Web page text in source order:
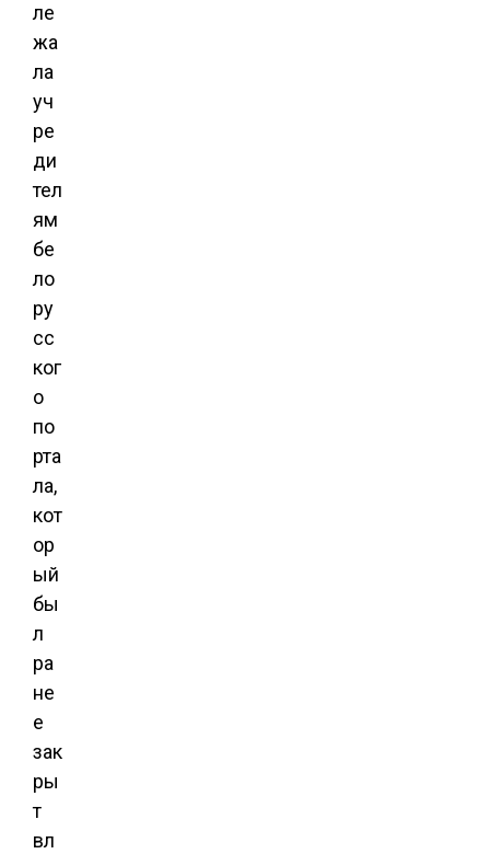
ле
жа
ла
уч
ре
ди
тел
ям
бе
ло
ру
сс
ког
о
по
рта
ла,
кот
ор
ый
бы
л
ра
не
е
зак
ры
т
вл